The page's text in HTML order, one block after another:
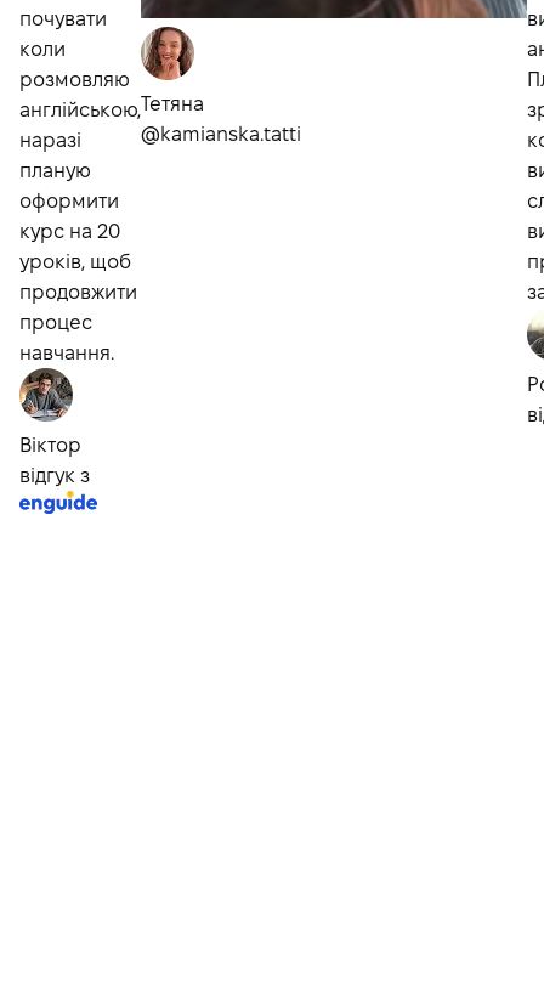
почувати
коли
розмовляю
англійською,
наразі
планую
оформити
курс на 20
уроків, щоб
продовжити
процес
навчання.
Віктор
відгук з
Тетяна
@kamianska.tatti